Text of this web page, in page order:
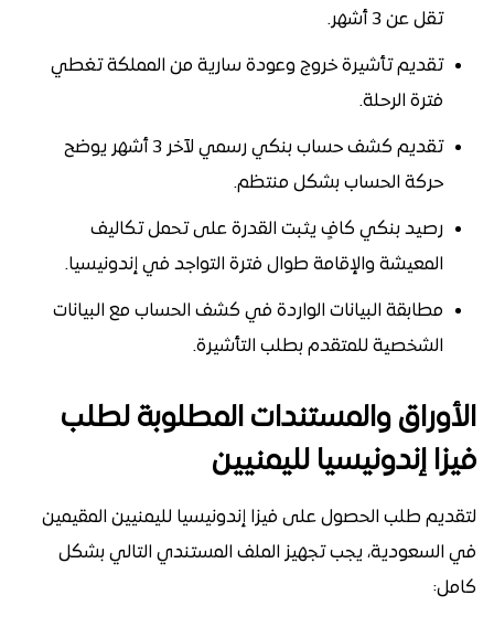
تقل عن 3 أشهر.
تقديم تأشيرة خروج وعودة سارية من المملكة تغطي
فترة الرحلة.
تقديم كشف حساب بنكي رسمي لآخر 3 أشهر يوضح
حركة الحساب بشكل منتظم.
رصيد بنكي كافٍ يثبت القدرة على تحمل تكاليف
المعيشة والإقامة طوال فترة التواجد في إندونيسيا.
مطابقة البيانات الواردة في كشف الحساب مع البيانات
الشخصية للمتقدم بطلب التأشيرة.
الأوراق والمستندات المطلوبة لطلب
فيزا إندونيسيا لليمنيين
لتقديم طلب الحصول على فيزا إندونيسيا لليمنيين المقيمين
في السعودية، يجب تجهيز الملف المستندي التالي بشكل
كامل: